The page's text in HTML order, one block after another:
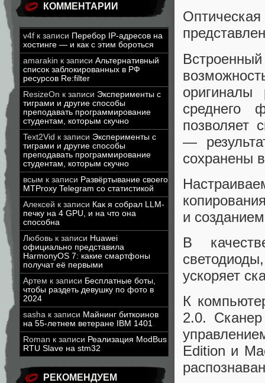
КОММЕНТАРИИ
v4f к записи Перебор IP-адресов на
хостинге — и как с этим бороться
amarakin к записи Альтернативный
список заблокированных в РФ
ресурсов Re:filter
ResizeOn к записи Эксперименты с
тиграми и другие способы
преподавать программирование
студентам, которым скучно
Text2Vid к записи Эксперименты с
тиграми и другие способы
преподавать программирование
студентам, которым скучно
всым к записи Развёртывание своего
MTProxy Telegram со статистикой
Алексей к записи Как я собрал LLM-
печку на 4 GPU, и на что она
способна
Любовь к записи Huawei
официально представила
HarmonyOS 7: какие смартфоны
получат её первыми
Артем к записи Бесплатные боты,
чтобы раздеть девушку по фото в
2024
sasha к записи Майнинг биткоинов
на 55-летнем ветеране IBM 1401
Roman к записи Реализация ModBus
RTU Slave на stm32
РЕКОМЕНДУЕМ
среднего
позволяет
—
сохранены
и
В
ускоряет
К
2.0.
Edition и